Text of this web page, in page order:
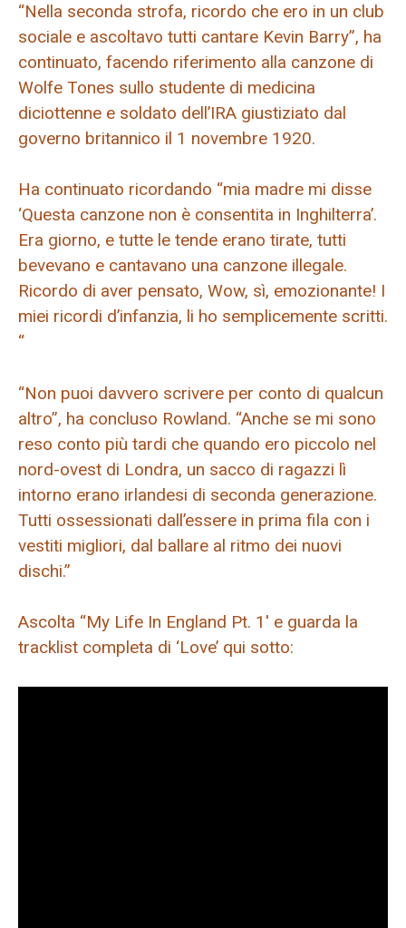
“Nella seconda strofa, ricordo che ero in un club
sociale e ascoltavo tutti cantare Kevin Barry”, ha
continuato, facendo riferimento alla canzone di
Wolfe Tones sullo studente di medicina
diciottenne e soldato dell’IRA giustiziato dal
governo britannico il 1 novembre 1920.
Ha continuato ricordando “mia madre mi disse
‘Questa canzone non è consentita in Inghilterra’.
Era giorno, e tutte le tende erano tirate, tutti
bevevano e cantavano una canzone illegale.
Ricordo di aver pensato, Wow, sì, emozionante! I
miei ricordi d’infanzia, li ho semplicemente scritti.
“
“Non puoi davvero scrivere per conto di qualcun
altro”, ha concluso Rowland. “Anche se mi sono
reso conto più tardi che quando ero piccolo nel
nord-ovest di Londra, un sacco di ragazzi lì
intorno erano irlandesi di seconda generazione.
Tutti ossessionati dall’essere in prima fila con i
vestiti migliori, dal ballare al ritmo dei nuovi
dischi.”
Ascolta “My Life In England Pt. 1′ e guarda la
tracklist completa di ‘Love’ qui sotto: